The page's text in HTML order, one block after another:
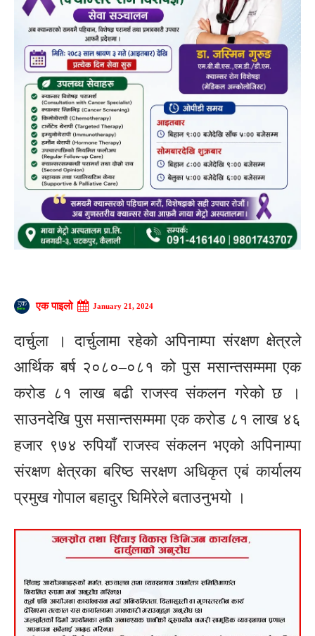
एक पाइलो January 21, 2024
दार्चुला । दार्चुलामा रहेको अपिनाम्पा संरक्षण क्षेत्रले
आर्थिक बर्ष २०८०–०८१ को पुस मसान्तसम्ममा एक
करोड ८१ लाख बढी राजस्व संकलन गरेको छ ।
साउनदेखि पुस मसान्तसम्ममा एक करोड ८१ लाख ४६
हजार ९७४ रुपियाँ राजस्व संकलन भएको अपिनाम्पा
संरक्षण क्षेत्रका बरिष्ठ सरक्षण अधिकृत एबं कार्यालय
प्रमुख गोपाल बहादुर घिमिरेले बताउनुभयो ।